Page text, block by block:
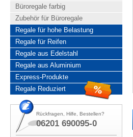
Büroregale farbig
Zubehör für Büroregale
Regale für hohe Belastung
Regale für Reifen
Regale aus Edelstahl
Regale aus Aluminium
Express-Produkte
Regale Reduziert
Rückfragen, Hilfe, Bestellen?
06201 690095-0